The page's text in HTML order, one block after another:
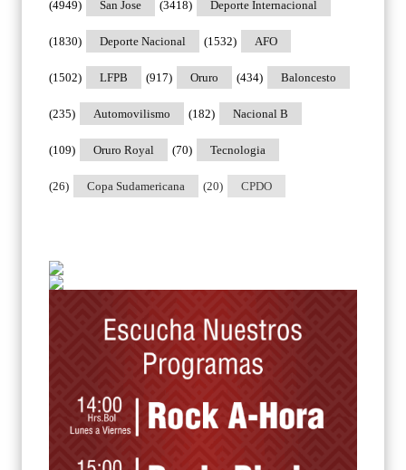
San Jose
(4949) Deporte Internacional
(3418)
Deporte Nacional
(1830) AFO
(1532)
LFPB
(1502) Oruro
(917) Baloncesto
(434)
Automovilismo
(235) Nacional B
(182)
Oruro Royal
(109) Tecnologia
(70)
Copa Sudamericana
(26) CPDO
(20)